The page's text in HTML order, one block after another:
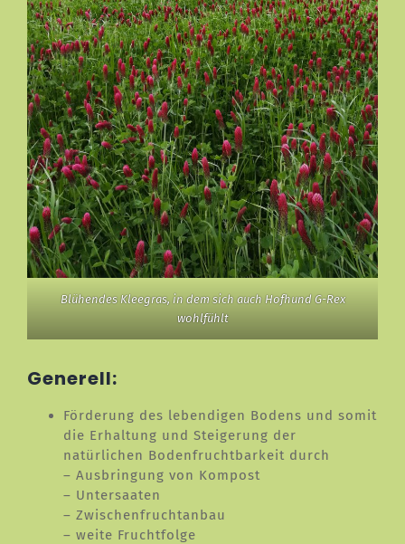
Blühendes Kleegras, in dem sich auch Hofhund G-Rex
wohlfühlt
Generell:
Förderung des lebendigen Bodens und somit
die Erhaltung und Steigerung der
natürlichen Bodenfruchtbarkeit durch
– Ausbringung von Kompost
– Untersaaten
– Zwischenfruchtanbau
– weite Fruchtfolge